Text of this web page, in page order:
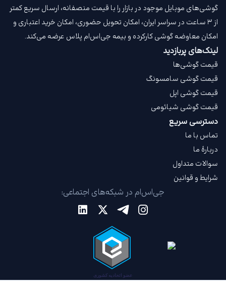
گوشی‌های موبایل موجود در بازار را با قیمت‌ منصفانه، ارسال سریع کمتر
از ۳ ساعت در سراسر ایران، امکان تحویل حضوری، امکان خرید اعتباری و
امکان معاوضه گوشی کارکرده و بیمه جی‌اس‌ام‌ پلاس عرضه می‌کند.
لینک‌های پربازدید
قیمت گوشی‌ها
قیمت گوشی سامسونگ
قیمت گوشی اپل
قیمت گوشی شیائومی
دسترسی سریع
تماس با ما
دربارهٔ ما
سوالات متداول
شرایط و قوانین
جی‌اس‌ام در شبکه‌های اجتماعی: